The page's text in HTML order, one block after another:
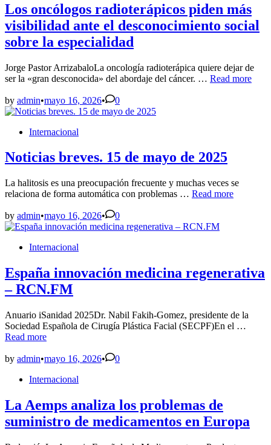
Los oncólogos radioterápicos piden más
visibilidad ante el desconocimiento social
sobre la especialidad
Jorge Pastor ArrizabaloLa oncología radioterápica quiere dejar de
ser la «gran desconocida» del abordaje del cáncer. … Los
el
sobre
la
Read more
by admin•mayo 16, 2026• 0
PostedInternacional
Noticias breves. 15 de mayo de 2025
La halitosis es una preocupación frecuente y muchas veces se
relaciona de forma automática con problemas … Noticias
de
Read more
by admin•mayo 16, 2026• 0
PostedInternacional
España innovación medicina regenerativa
– RCN.FM
Anuario iSanidad 2025Dr. Nabil Fakih-Gomez, presidente de la
Sociedad Española de Cirugía Plástica Facial (SECPF)En el …
Read more
by admin•mayo 16, 2026•
0
PostedInternacional
La Aemps analiza los problemas de
suministro de medicamentos en Europa